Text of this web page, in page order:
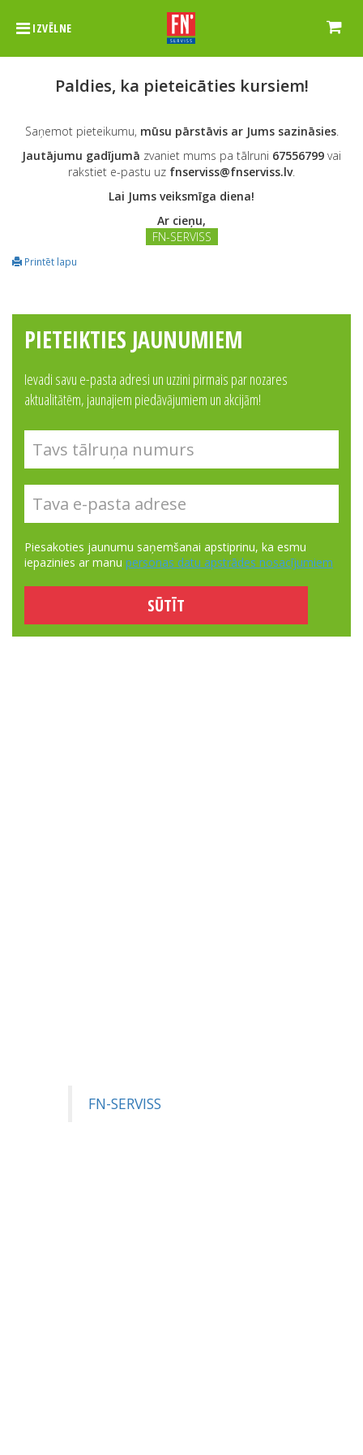
IZVĒLNE
Paldies, ka pieteicāties kursiem!
Saņemot pieteikumu, mūsu pārstāvis ar Jums sazināsies.
Jautājumu gadījumā zvaniet mums pa tālruni 67556799 vai
rakstiet e-pastu uz fnserviss@fnserviss.lv.
Lai Jums veiksmīga diena!
Ar cieņu,
FN-SERVISS
Printēt lapu
PIETEIKTIES JAUNUMIEM
Ievadi savu e-pasta adresi un uzzini pirmais par nozares
aktualitātēm, jaunajiem piedāvājumiem un akcijām!
Piesakoties jaunumu saņemšanai apstiprinu, ka esmu
iepazinies ar manu personas datu apstrādes nosacījumiem
FN-SERVISS